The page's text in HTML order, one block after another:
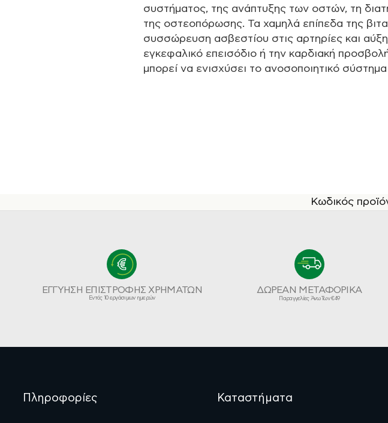
συστήματος, της ανάπτυξης των οστών, τη
της οστεοπόρωσης. Τα χαμηλά επίπεδα της
συσσώρευση ασβεστίου στις αρτηρίες και
εγκεφαλικό επεισόδιο ή την καρδιακή
μπορεί να ενισχύσει το ανοσοποιητικό
Κωδικός
ΕΓΓΥΗΣΗ ΕΠΙΣΤΡΟΦΗΣ ΧΡΗΜΑΤΩΝ
Εντός 10 εργάσιμων ημερών
ΔΩΡΕΑΝ ΜΕΤΑΦΟΡΙΚΑ
Παραγγελίες Άνω Των €49
Πληροφορίες Καταστήματα